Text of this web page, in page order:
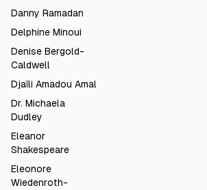
Danny Ramadan
Delphine Minoui
Denise Bergold-
Caldwell
Djaïli Amadou Amal
Dr. Michaela
Dudley
Eleanor
Shakespeare
Eleonore
Wiedenroth-